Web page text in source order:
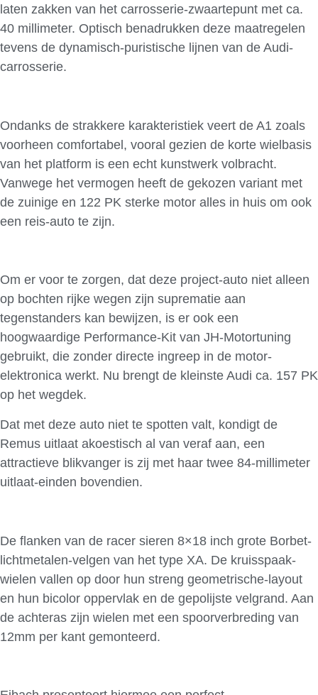
laten zakken van het carrosserie-zwaartepunt met ca.
40 millimeter. Optisch benadrukken deze maatregelen
tevens de dynamisch-puristische lijnen van de Audi-
carrosserie.
Ondanks de strakkere karakteristiek veert de A1 zoals
voorheen comfortabel, vooral gezien de korte wielbasis
van het platform is een echt kunstwerk volbracht.
Vanwege het vermogen heeft de gekozen variant met
de zuinige en 122 PK sterke motor alles in huis om ook
een reis-auto te zijn.
Om er voor te zorgen, dat deze project-auto niet alleen
op bochten rijke wegen zijn suprematie aan
tegenstanders kan bewijzen, is er ook een
hoogwaardige Performance-Kit van JH-Motortuning
gebruikt, die zonder directe ingreep in de motor-
elektronica werkt. Nu brengt de kleinste Audi ca. 157 PK
op het wegdek.
Dat met deze auto niet te spotten valt, kondigt de
Remus uitlaat akoestisch al van veraf aan, een
attractieve blikvanger is zij met haar twee 84-millimeter
uitlaat-einden bovendien.
De flanken van de racer sieren 8×18 inch grote Borbet-
lichtmetalen-velgen van het type XA. De kruisspaak-
wielen vallen op door hun streng geometrische-layout
en hun bicolor oppervlak en de gepolijste velgrand. Aan
de achteras zijn wielen met een spoorverbreding van
12mm per kant gemonteerd.